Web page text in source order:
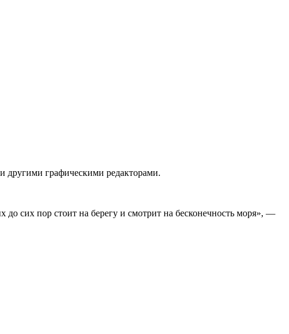
другими графическими редакторами.
до сих пор стоит на берегу и смотрит на бесконечность моря», —